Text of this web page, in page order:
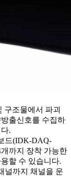
구조물에서 파괴
출신호를 수집하
.
드(IDK-DAQ-
까지 장착 가능한
할 수 있습니다.
널까지 채널을 운